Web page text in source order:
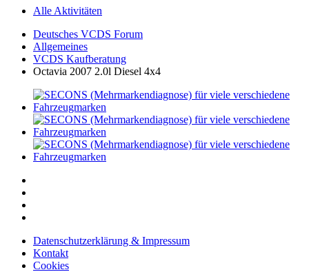
Alle Aktivitäten
Deutsches VCDS Forum
Allgemeines
VCDS Kaufberatung
Octavia 2007 2.0l Diesel 4x4
Datenschutzerklärung & Impressum
Kontakt
Cookies